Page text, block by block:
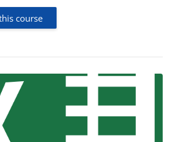
course